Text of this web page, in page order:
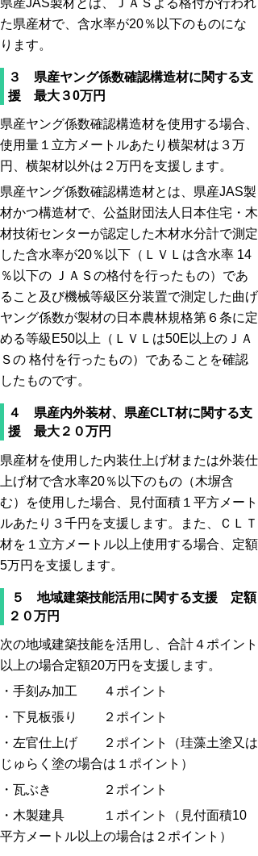
県産JAS製材とは、ＪＡＳよる格付が行われ
た県産材で、含水率が20％以下のものにな
ります。
３ 県産ヤング係数確認構造材に関する支
援 最大３0万円
県産ヤング係数確認構造材を使用する場合、
使用量１立方メートルあたり横架材は３万
円、横架材以外は２万円を支援します。
県産ヤング係数確認構造材とは、県産JAS製
材かつ構造材で、公益財団法人日本住宅・木
材技術センターが認定した木材水分計で測定
した含水率が20％以下（ＬＶＬは含水率 14
％以下の ＪＡＳの格付を行ったもの）であ
ること及び機械等級区分装置で測定した曲げ
ヤング係数が製材の日本農林規格第６条に定
める等級E50以上（ＬＶＬは50E以上のＪＡ
Ｓの 格付を行ったもの）であることを確認
したものです。
４ 県産内外装材、県産CLT材に関する支
援 最大２０万円
県産材を使用した内装仕上げ材または外装仕
上げ材で含水率20％以下のもの（木塀含
む）を使用した場合、見付面積１平方メート
ルあたり３千円を支援します。また、ＣＬＴ
材を１立方メートル以上使用する場合、定額
5万円を支援します。
５ 地域建築技能活用に関する支援 定額
２０万円
次の地域建築技能を活用し、合計４ポイント
以上の場合定額20万円を支援します。
・ 手刻み加工 ４ポイント
・ 下見板張り ２ポイント
・ 左官仕上げ ２ポイント（珪藻土塗又は
じゅらく塗の場合は１ポイント）
・ 瓦ぶき ２ポイント
・ 木製建具 １ポイント（見付面積10
平方メートル以上の場合は２ポイント）